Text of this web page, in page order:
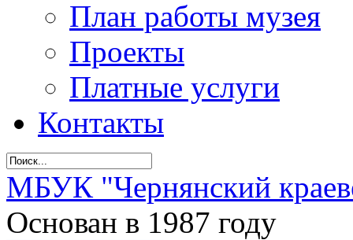
План работы музея
Проекты
Платные услуги
Контакты
МБУК "Чернянский
Основан в 1987 году